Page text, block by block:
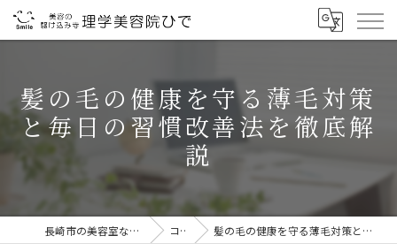
髪の毛の健康を守る薄毛対策
と毎日の習慣改善法を徹底解
説
長崎市の美容室なら理学美容院ひで コラム 髪の毛の健康を守る薄毛対策と毎日の習慣改善法を徹底解説